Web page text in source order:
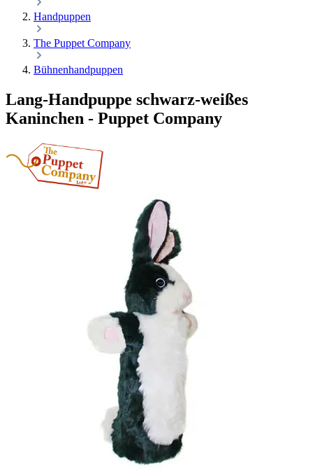
Handpuppen
The Puppet Company
Bühnenhandpuppen
Lang-Handpuppe schwarz-weißes
Kaninchen - Puppet Company